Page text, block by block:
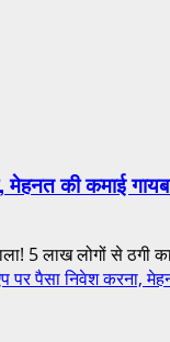
मेहनत की कमाई
5 लाख लोगों से ठगी
पैसा निवेश करना,